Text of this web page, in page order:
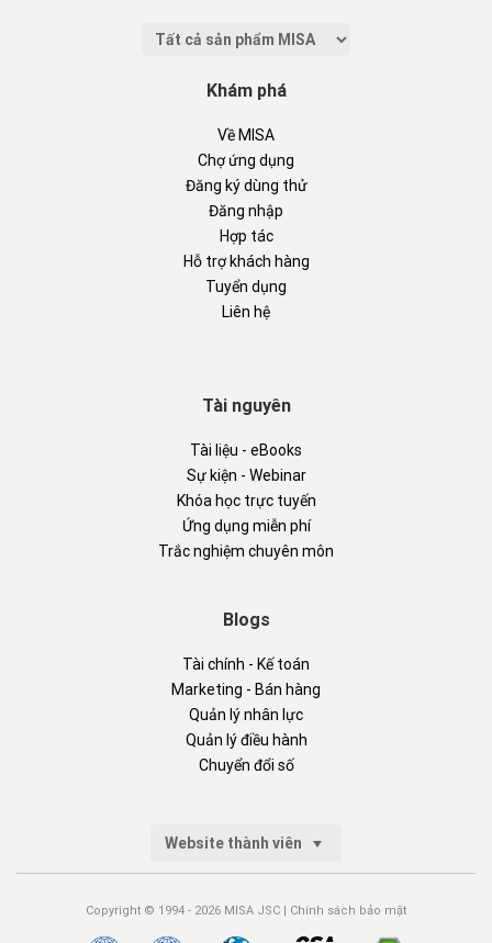
Khám phá
Về MISA
Chợ ứng dụng
Đăng ký dùng thử
Đăng nhập
Hợp tác
Hỗ trợ khách hàng
Tuyển dụng
Liên hệ
Tài nguyên
Tài liệu - eBooks
Sự kiện - Webinar
Khóa học trực tuyến
Ứng dụng miễn phí
Trắc nghiệm chuyên môn
Blogs
Tài chính - Kế toán
Marketing - Bán hàng
Quản lý nhân lực
Quản lý điều hành
Chuyển đổi số
Website thành viên
Copyright © 1994 - 2026 MISA JSC | Chính sách bảo mật